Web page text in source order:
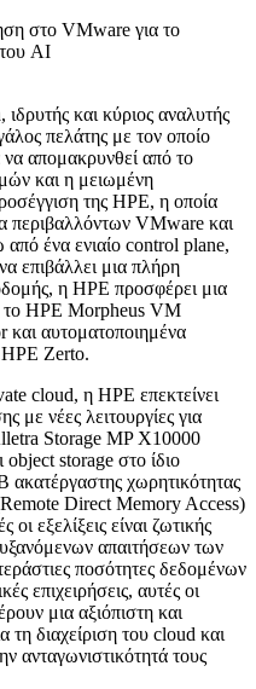
και κύριος αναλυτής
πελάτης με τον οποίο
απομακρυνθεί από το
και η μειωμένη
της HPE, η οποία
περιβαλλόντων VMware και
ένα ενιαίο control plane,
επιβάλλει μια πλήρη
η HPE προσφέρει μια
το HPE Morpheus VM
και αυτοματοποιημένα
HPE Zerto.
cloud, η HPE επεκτείνει
με νέες λειτουργίες για
Storage MP X10000
storage στο ίδιο
ακατέργαστης χωρητικότητας
Direct Memory Access)
εξελίξεις είναι ζωτικής
απαιτήσεων των
ποσότητες δεδομένων
επιχειρήσεις, αυτές οι
μια αξιόπιστη και
διαχείριση του cloud και
ανταγωνιστικότητά τους